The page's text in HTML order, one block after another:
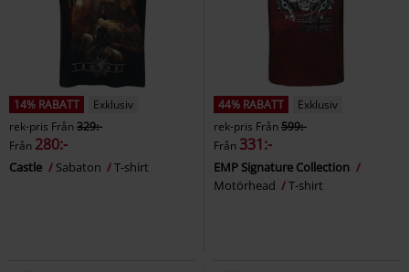
14% RABATT
Exklusiv
rek-pris Från329:-
Från 280:-
Castle Sabaton T-shirt
44% RABATT
Exklusiv
rek-pris Från599:-
Från 331:-
EMP Signature Collection
Motörhead
T-shirt